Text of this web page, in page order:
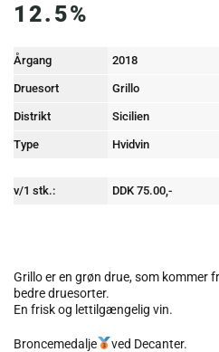
12.5%
Årgang 2018
Druesort Grillo
Distrikt Sicilien
Type Hvidvin
v/1 stk.: DDK 75.00,-
Grillo er en grøn drue, som kommer
bedre druesorter.
En frisk og lettilgængelig vin.
Broncemedalje ved Decanter.